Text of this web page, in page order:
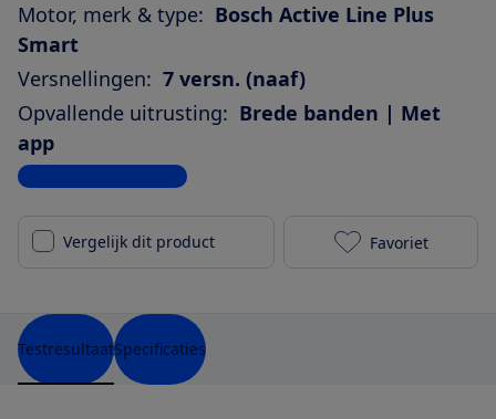
Motor, merk & type: Bosch Active Line Plus
Smart
Versnellingen: 7 versn. (naaf)
Opvallende uitrusting: Brede banden | Met
app
Bekijk alle specificaties
Vergelijk dit product Gazelle
Favoriet
TestresultaatSpecificaties